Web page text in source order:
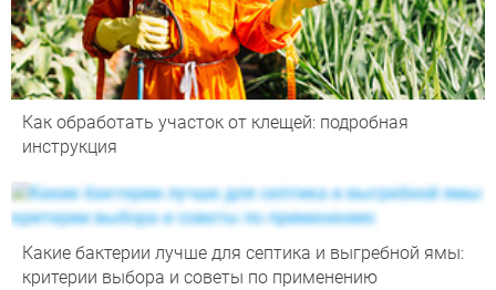
Как обработать участок от клещей: подробная
инструкция
Какие бактерии лучше для септика и выгребной ямы:
критерии выбора и советы по применению